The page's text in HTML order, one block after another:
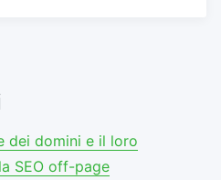
dei domini e il loro
SEO off-page